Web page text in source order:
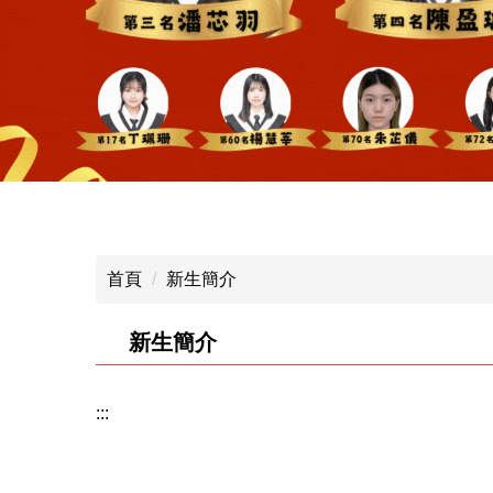
首頁 新生簡介
新生簡介
:::